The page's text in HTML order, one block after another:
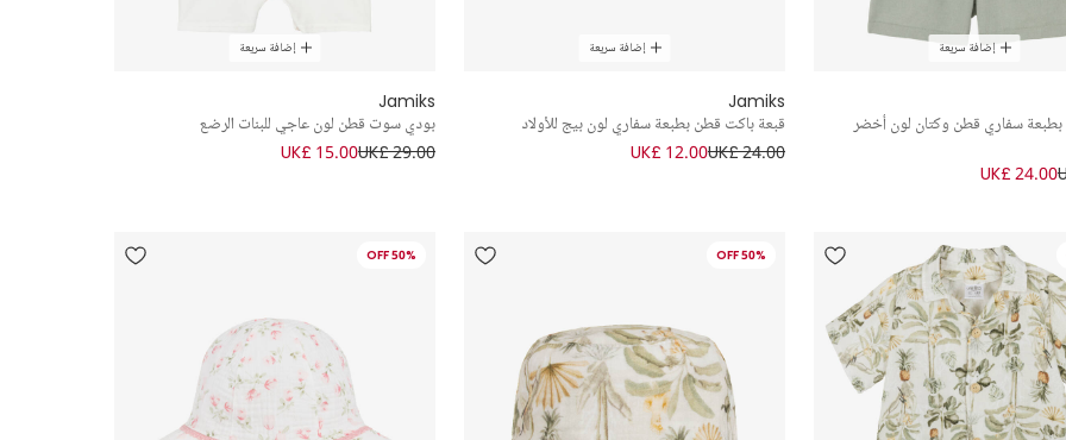
إضافة سريعة
سفاري قطن وكتان لون أخضر
UK£ 24.00
إضافة سريعة
Jamiks
قبعة باكت قطن بطبعة سفاري لون بيج للأولاد
UK£ 24.00
UK£ 12.00
إضافة سريعة
Jamiks
بودي سوت قطن لون عاجي للبنات الرضع
UK£ 29.00
UK£ 15.00
50% OFF
50% OFF